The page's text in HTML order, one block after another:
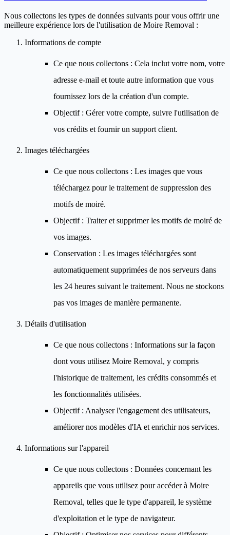
Nous collectons les types de données suivants pour vous offrir une
meilleure expérience lors de l'utilisation de Moire Removal :
Informations de compte
Ce que nous collectons : Cela inclut votre nom, votre
adresse e-mail et toute autre information que vous
fournissez lors de la création d'un compte.
Objectif: Gérer votre compte, suivre l'utilisation de
vos crédits et fournir un support client.
Images téléchargées
Ce que nous collectons : Les images que vous
téléchargez pour le traitement de suppression des
motifs de moiré.
Objectif: Traiter et supprimer les motifs de moiré de
vos images.
Conservation : Les images téléchargées sont
automatiquement supprimées de nos serveurs dans
les 24 heures suivant le traitement. Nous ne stockons
pas vos images de manière permanente.
Détails d'utilisation
Ce que nous collectons : Informations sur la façon
dont vous utilisez Moire Removal, y compris
l'historique de traitement, les crédits consommés et
les fonctionnalités utilisées.
Objectif: Analyser l'engagement des utilisateurs,
améliorer nos modèles d'IA et enrichir nos services.
Informations sur l'appareil
Ce que nous collectons : Données concernant les
appareils que vous utilisez pour accéder à Moire
Removal, telles que le type d'appareil, le système
d'exploitation et le type de navigateur.